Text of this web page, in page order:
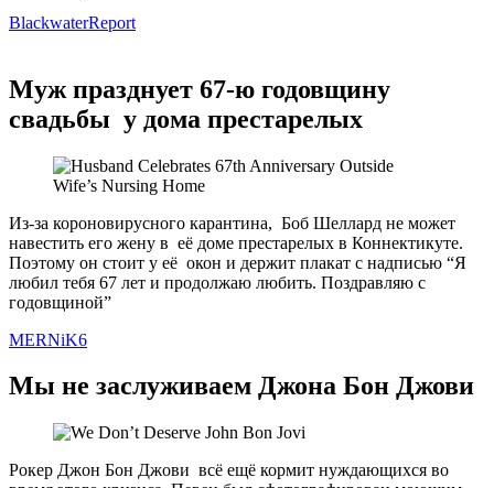
BlackwaterReport
Муж празднует 67-ю годовщину
свадьбы у дома престарелых
Из-за короновирусного карантина, Боб Шеллард не может
навестить его жену в её доме престарелых в Коннектикуте.
Поэтому он стоит у её окон и держит плакат с надписью “Я
любил тебя 67 лет и продолжаю любить. Поздравляю с
годовщиной”
MERNiK6
Мы не заслуживаем Джона Бон Джови
Рокер Джон Бон Джови всё ещё кормит нуждающихся во